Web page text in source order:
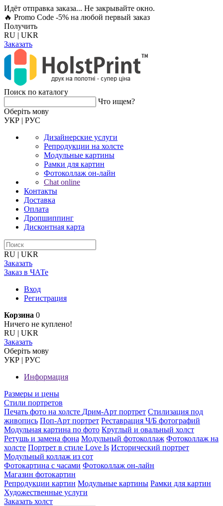
Идёт отправка заказа... Не закрывайте окно.
🔥 Promo Code -5% на любой первый заказ
Получить
RU | UKR
Заказать
Поиск по каталогу
Что ищем?
Оберiть мову
УКР | РУС
Дизайнерские услуги
Репродукции на холсте
Модульные картины
Рамки для картин
Фотоколлаж он-лайн
Chat online
Контакты
Доставка
Оплата
Дропшиппинг
Дисконтная карта
RU | UKR
Заказать
Заказ в ЧАТе
Вход
Регистрация
Корзина 0
Ничего не куплено!
RU | UKR
Заказать
Оберiть мову
УКР | РУС
Информация
Размеры и цены
Стили портретов
Печать фото на холсте Дрим-Арт портрет Стилизация под
живопись Поп-Арт портрет Реставрация Ч/Б фотографий
Модульная картина по фото Круглый и овальный холст
Ретушь и замена фона Модульный фотоколлаж Фотоколлаж на
холсте Портрет в стиле Love Is Исторический портрет
Модульный коллаж из сот
Фотокартина с часами Фотоколлаж он-лайн
Магазин фотокартин
Репродукции картин Модульные картины Рамки для картин
Художественные услуги
Заказать холст